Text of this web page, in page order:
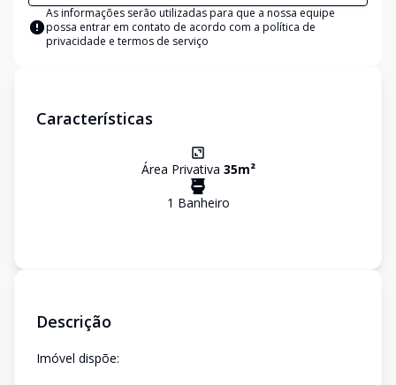
As informações serão utilizadas para que a nossa equipe
possa entrar em contato de acordo com a política de
privacidade e termos de serviço
Características
Área Privativa 35m²
1 Banheiro
Descrição
Imóvel dispõe: